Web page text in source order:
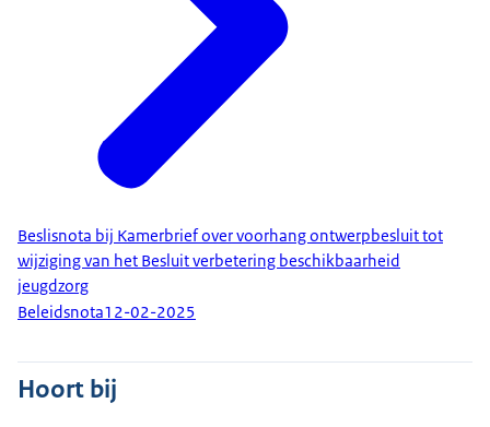
Beslisnota bij Kamerbrief over voorhang ontwerpbesluit tot
wijziging van het Besluit verbetering beschikbaarheid
jeugdzorg
Beleidsnota12-02-2025
Hoort bij